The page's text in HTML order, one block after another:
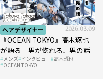
ヘアデザイナー 2026.03.09
『OCEAN TOKYO』高木琢也
が語る 男が惚れる、男の話
メンズ インタビュー 高木琢也
OCEAN TOKYO